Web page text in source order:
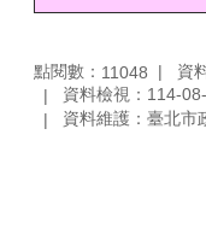
點閱數： 11048
資
資料檢視：114-
資料維護：臺北市